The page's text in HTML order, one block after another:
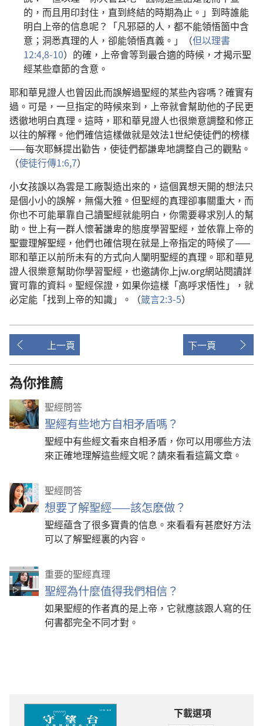
的，而且用印封住，直到終結的時期為止。」到時誰能
明白上帝的信息呢？「凡邪惡的人，都不能領悟箇中含
意；洞悉真理的人，卻能領悟真義。」（但以理書
12:4,8-10）的確，上帝會等到最合適的時候，才揭示聖
經某些章節的含意。
耶和華見證人也曾因此而誤解過聖經的某些內容嗎？確實有
過。可是，一旦指定的時候來到，上帝就會幫助他的子民更
透徹地明白真理。這時，耶和華見證人也很樂意調整和修正
以往的解釋。他們確信這樣做就是效法1世紀使徒們的榜樣
——每次耶穌提出勸告，使徒們都謙卑地調整自己的觀點。
（使徒行傳1:6,7）
小女孩誤以為雲是工廠製造出來的，這個異想天開的想法只
是個小小的誤解，無傷大雅。但聖經的真理卻事關重大，而
你也不可能單靠自己讀聖經就能明白，你需要尋求別人的幫
助。世上有一群人懷著謙卑的態度學習聖經，並依靠上帝的
聖靈理解聖經，他們也確信現在就是上帝指定的時候了——
耶和華正以前所未有的方式向人闡明聖經的真理。耶和華見
證人很樂意幫助你學習聖經，也邀請你上jw.org網站閱讀詳
實可靠的資料。聖經保證，如果你這樣「高呼求悟性」，就
必定能「找到上帝的知識」。（箴言2:3-5）
上一頁 下一頁
為你推薦
聖經問答
聖經有些地方自相矛盾嗎？
聖經中有些經文看來自相矛盾，你可以用哪些方法
來正確地理解這些經文呢？請來看看這篇文章。
聖經問答
想要了解聖經——該怎麽做？
聖經藴含了很多寶貴的信息。來看看有甚麽好方法
可以了解聖經裏的内容。
重要的聖經真理
聖經為什麼值得我們相信？
如果聖經的作者真的是上帝，它就應該跟人寫的任
何書都完全不同才對。
下載選項